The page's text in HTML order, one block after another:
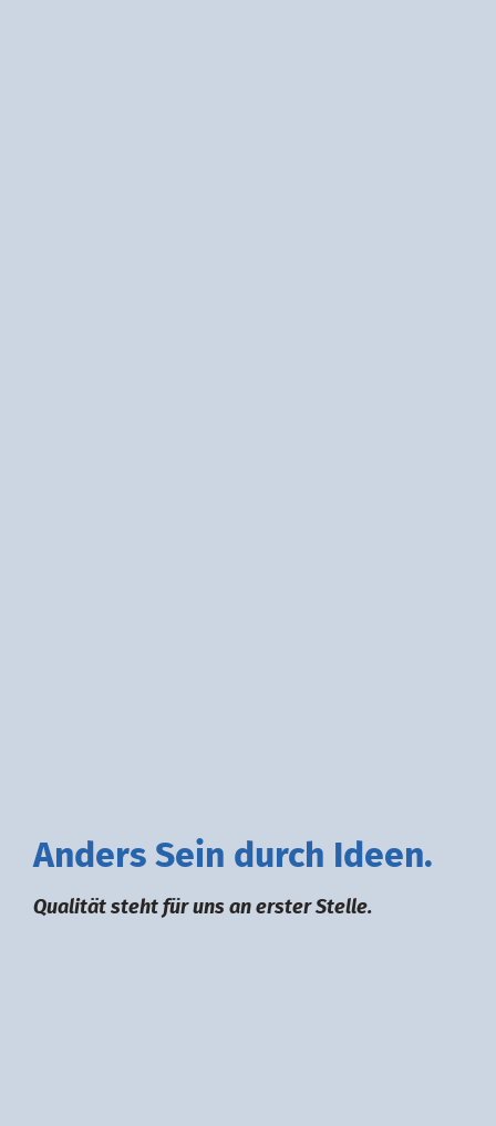
Anders Sein durch deen.
Qualität steht für uns an erster Stelle.